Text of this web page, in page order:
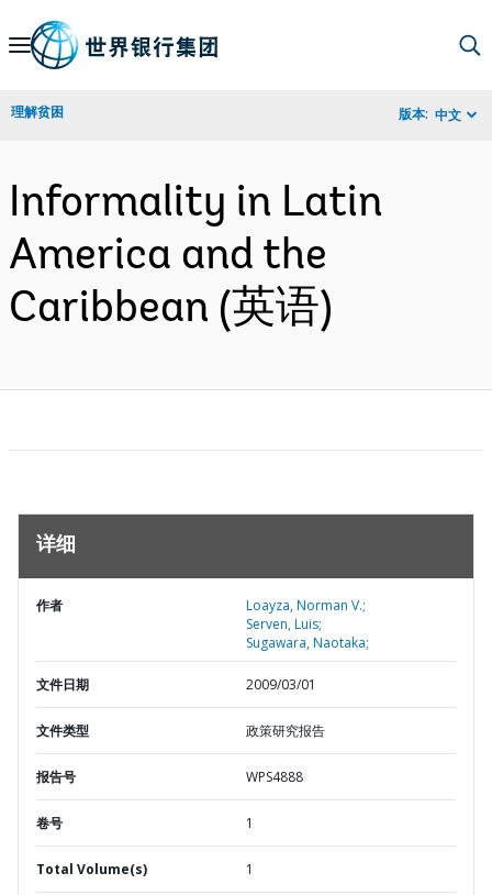
Skip
Navigation
理解贫困 版本: 中文
Informality in Latin
America and the
Caribbean (英语)
详细
作者
Loayza, Norman V.;
Serven, Luis;
Sugawara, Naotaka;
文件日期 2009/03/01
文件类型 政策研究报告
报告号 WPS4888
卷号 1
Total Volume(s) 1